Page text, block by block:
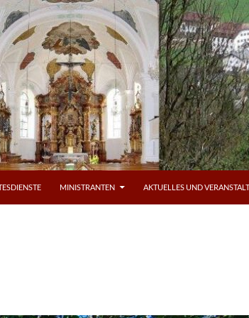
MINISTRANTEN AKTUELLES UND